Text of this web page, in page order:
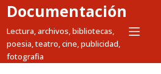
Documentación
Lectura, archivos, bibliotecas,
poesia, teatro, cine, publicidad,
fotografia